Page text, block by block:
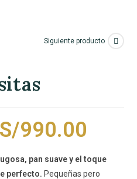
Siguiente producto
S/990.00
pan suave y el toque
perfecto. Pequeñas pero